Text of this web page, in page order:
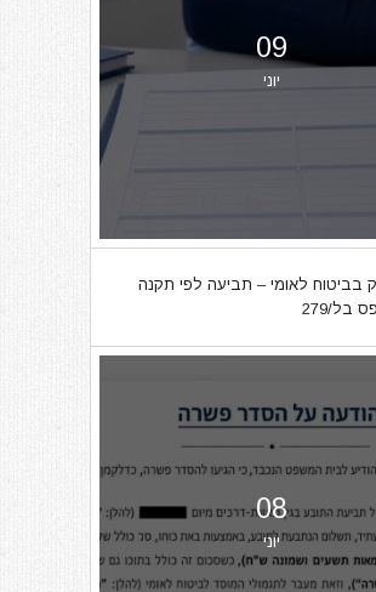
09
יוני
בביטוח לאומי – תביעה לפי תקנה
08
יוני